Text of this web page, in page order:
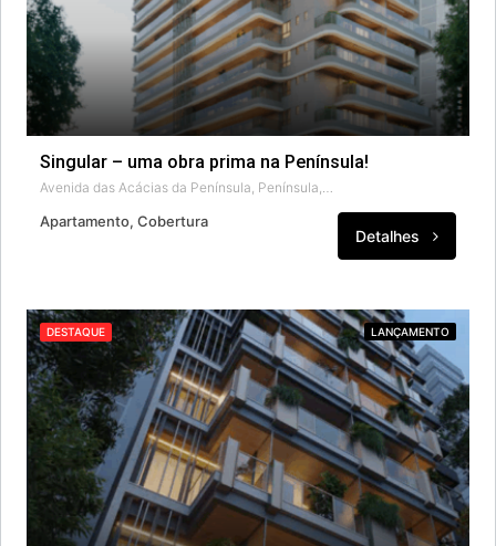
Singular – uma obra prima na Península!
Avenida das Acácias da Península, Península, Barra da Tijuca, Rio de Janeiro, Região Geográfica Imediata do Rio de Janeiro, Região Metropolitana do Rio de Janeiro, Região Geográfica Intermediária do Rio de Janeiro, Rio de Janeiro, Região Sudeste, 22776-000, Brasil
Apartamento, Cobertura
Detalhes
DESTAQUE LANÇAMENTO